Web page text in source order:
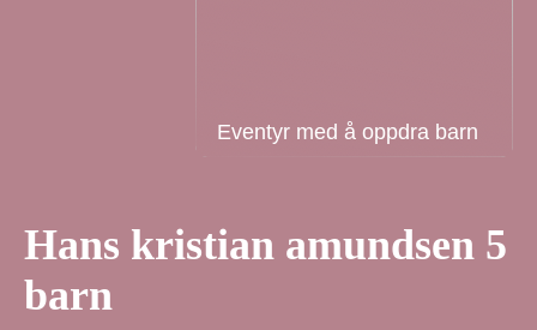
Eventyr med å oppdra barn
Hans kristian amundsen 5
barn